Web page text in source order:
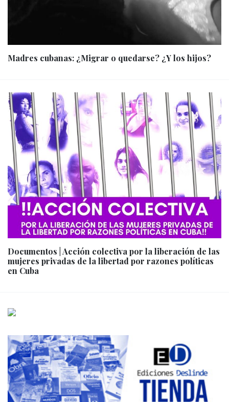
Madres cubanas: ¿Migrar o quedarse? ¿Y los hijos?
Documentos | Acción colectiva por la liberación de las
mujeres privadas de la libertad por razones políticas
en Cuba